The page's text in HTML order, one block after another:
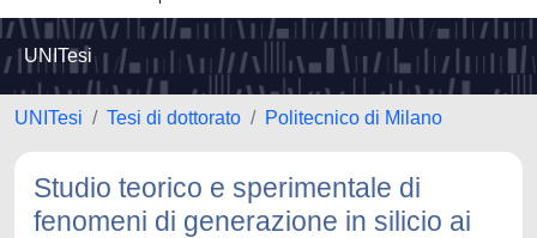
UNITesi
UNITesi Tesi di dottorato Politecnico di Milano
Studio teorico e sperimentale di
fenomeni di generazione in silicio ai